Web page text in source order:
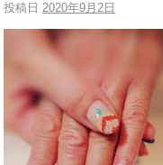
投稿日 2020年9月2日